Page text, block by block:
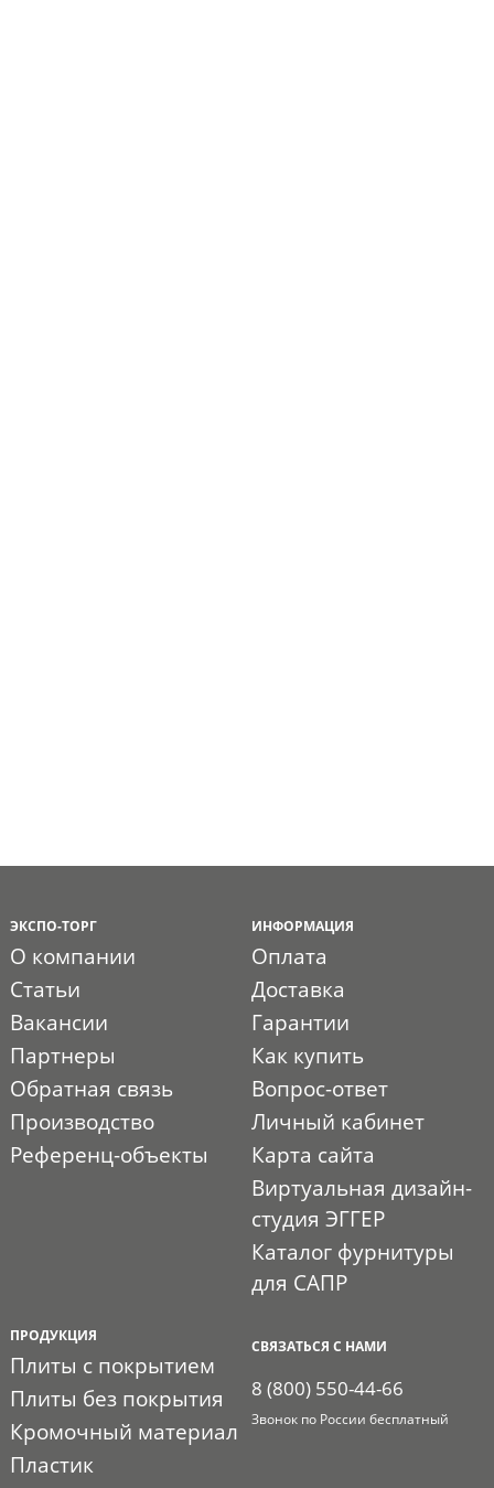
ЭКСПО-ТОРГ
О компании
Статьи
Вакансии
Партнеры
Обратная связь
Производство
Референц-объекты
ИНФОРМАЦИЯ
Оплата
Доставка
Гарантии
Как купить
Вопрос-ответ
Личный кабинет
Карта сайта
Виртуальная дизайн-
студия ЭГГЕР
Каталог фурнитуры
для САПР
ПРОДУКЦИЯ
Плиты с покрытием
Плиты без покрытия
Кромочный материал
Пластик
СВЯЗАТЬСЯ С НАМИ
8 (800) 550-44-66
Звонок по России бесплатный